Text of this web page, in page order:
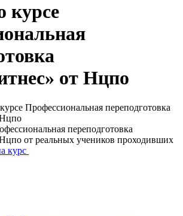
курсе
от Нцпо
Профессиональная переподготовка
переподготовка
от реальных учеников проходивших
курс